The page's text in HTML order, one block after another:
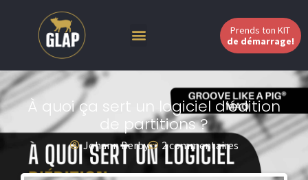
Prends ton KIT
de démarrage!
À quoi ça sert un logiciel d’édition
de partitions ?
Johann Berby 2 commentaires